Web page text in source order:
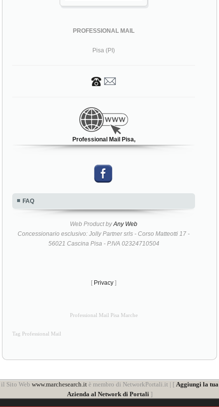
PROFESSIONAL MAIL
Pisa (PI)
Professional Mail Pisa,
FAQ
Web Product byAny Web
Concessionario esclusivo: Jolly Partner srls - Corso Matteotti 17 -
56021 Cascina Pisa - P.IVA 02324710504
[ Privacy ]
Professional Mail Pisa Marche
Tag Professional Mail
il Sito Web www.marchesearch.itè membro di NetworkPortali.it | [ Aggiungi la tua
Azienda al Network di Portali]